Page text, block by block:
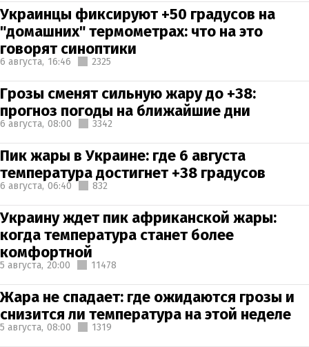
Украинцы фиксируют +50 градусов на
"домашних" термометрах: что на это
говорят синоптики
6 августа, 16:46 2325
Грозы сменят сильную жару до +38:
прогноз погоды на ближайшие дни
6 августа, 08:00 3342
Пик жары в Украине: где 6 августа
температура достигнет +38 градусов
6 августа, 06:40 832
Украину ждет пик африканской жары:
когда температура станет более
комфортной
5 августа, 20:00 11478
Жара не спадает: где ожидаются грозы и
снизится ли температура на этой неделе
5 августа, 08:00 1319